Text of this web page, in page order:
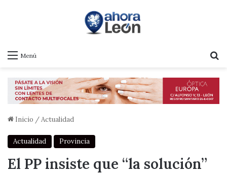
Menú
Inicio /Actualidad
Actualidad Provincia
El PP insiste que “la solución”